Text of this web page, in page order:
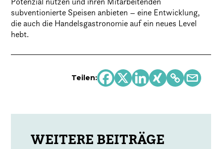
subventionierte Speisen anbieten – eine Entwicklung,
die auch die Handelsgastronomie auf ein neues Level
hebt.
Teilen: